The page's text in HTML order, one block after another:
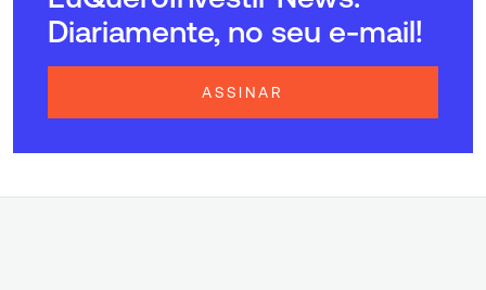
Diariamente, no seu e-mail!
ASSINAR